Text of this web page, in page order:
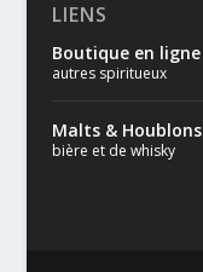
LIENS
Boutique en ligne
autres spiritueux
Malts & Houblons
bière et de whisky